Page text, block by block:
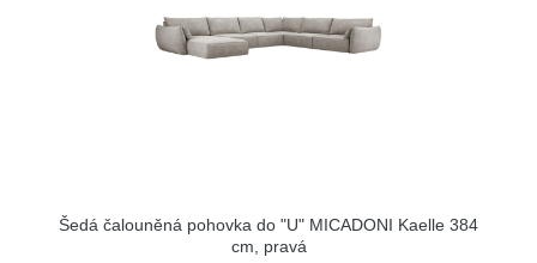
Šedá čalouněná pohovka do "U" MICADONI Kaelle 384
cm, pravá